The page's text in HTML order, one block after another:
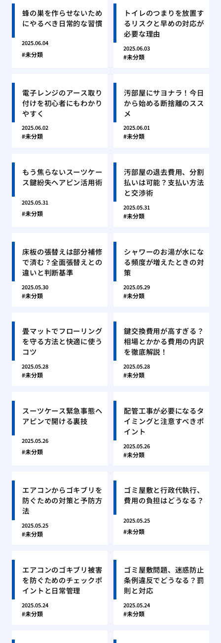
蜂の巣を作らせないため
にやるべき日常的な習慣
2025.06.04
未分類
トイレのつまりを放置す
るリスクと早めの対応が
必要な理由
2025.06.03
未分類
電子レンジのアース取り
付けを初心者にもわかり
やすく
2025.06.02
未分類
汚部屋にサヨナラ！今日
から始める断捨離のスス
メ
2025.06.01
未分類
もう焦らないスーツケー
ス鍵紛失ヘアピン活用術
2025.05.31
未分類
汚部屋の退去費用、分割
払いは可能？支払い方法
と交渉術
2025.05.31
未分類
床板の張替えは部分補修
で済む？全面張替えとの
違いと判断基準
2025.05.30
未分類
シャワーのお湯が水にな
る頻度が増えたときの対
策
2025.05.29
未分類
畳マットでフローリング
を守る方法と快適に使う
コツ
2025.05.28
未分類
鍵交換費用が高すぎる？
相場とかかる費用の内訳
を徹底解説！
2025.05.28
未分類
スーツケース緊急事態ヘ
アピンで開ける裏技
2025.05.26
未分類
配管工事が必要になるタ
イミングと注意すべきポ
イント
2025.05.26
未分類
エアコンからゴキブリを
防ぐための対策と予防方
法
2025.05.25
未分類
ゴミ屋敷と行政代執行、
費用の負担はどうなる？
2025.05.25
未分類
エアコンのゴキブリ被害
を防ぐためのチェックポ
イントと日常管理
2025.05.24
未分類
ゴミ屋敷問題、迷惑防止
条例違反でどうなる？罰
則と対応
2025.05.24
未分類